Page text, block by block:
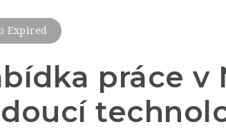
Expired
práce v